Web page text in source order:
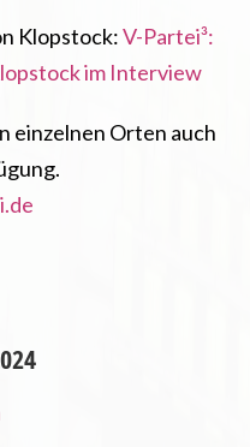
Klopstock:V-Partei³:
im Interview
einzelnen Orten auch